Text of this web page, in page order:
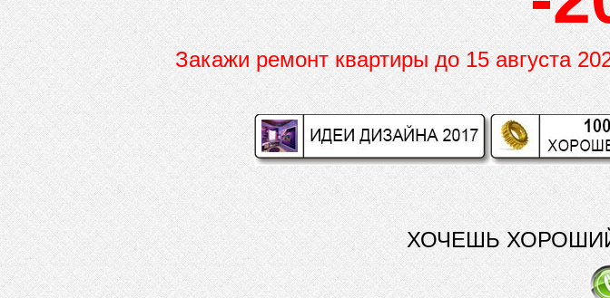
Закажи ремонт квартиры до15 августа
ХОЧЕШЬ